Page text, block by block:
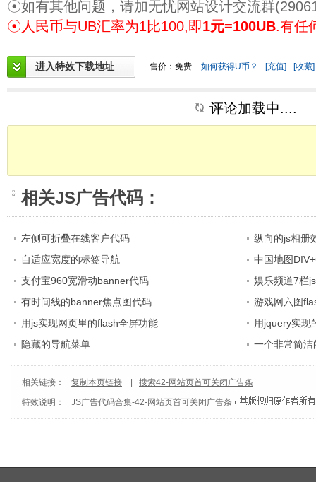
☉如有其他问题，请加无忧网站设计交流群
☉人民币与UB汇率为1比100,即1元=100UB.有任
进入特效下载地址 售价：免费 如何获得U币？ [充值] [收藏]
评论加载中....
相关JS广告代码 ：
左侧可折叠在线客户代码
纵向的js相册
自适应宽度的标签导航
中国地图
支付宝960宽滑动banner代码
娱乐频道7栏
有时间线的banner焦点图代码
游戏网六图
用js实现网页里的flash全屏功能
用jquery实现
隐藏的导航菜单
一个非常简
相关链接： 复制本页链接
搜索42-网站页首可关闭广告条
特效说明：
JS广告代码合集-42-网站页首可关闭广告条